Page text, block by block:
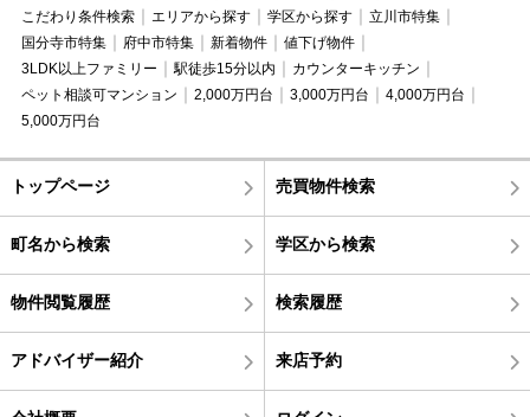
こだわり条件検索
エリアから探す 学区から探す
立川市特集
国分寺市特集
府中市特集 新着物件
値下げ物件
3LDK以上ファミリー
駅徒歩15分以内
カウンターキッチン
ペット相談可マンション
2,000万円台 3,000万円台
4,000万円台
5,000万円台
トップページ 売買物件検索
町名から検索 学区から検索
物件閲覧履歴 検索履歴
アドバイザー紹介 来店予約